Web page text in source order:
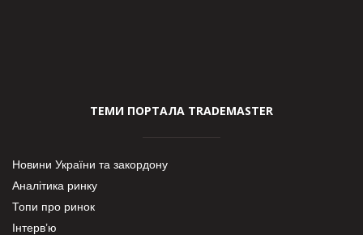
ТЕМИ ПОРТАЛА TRADEMASTER
Новини України та закордону
Аналітика ринку
Топи про ринок
Інтерв’ю